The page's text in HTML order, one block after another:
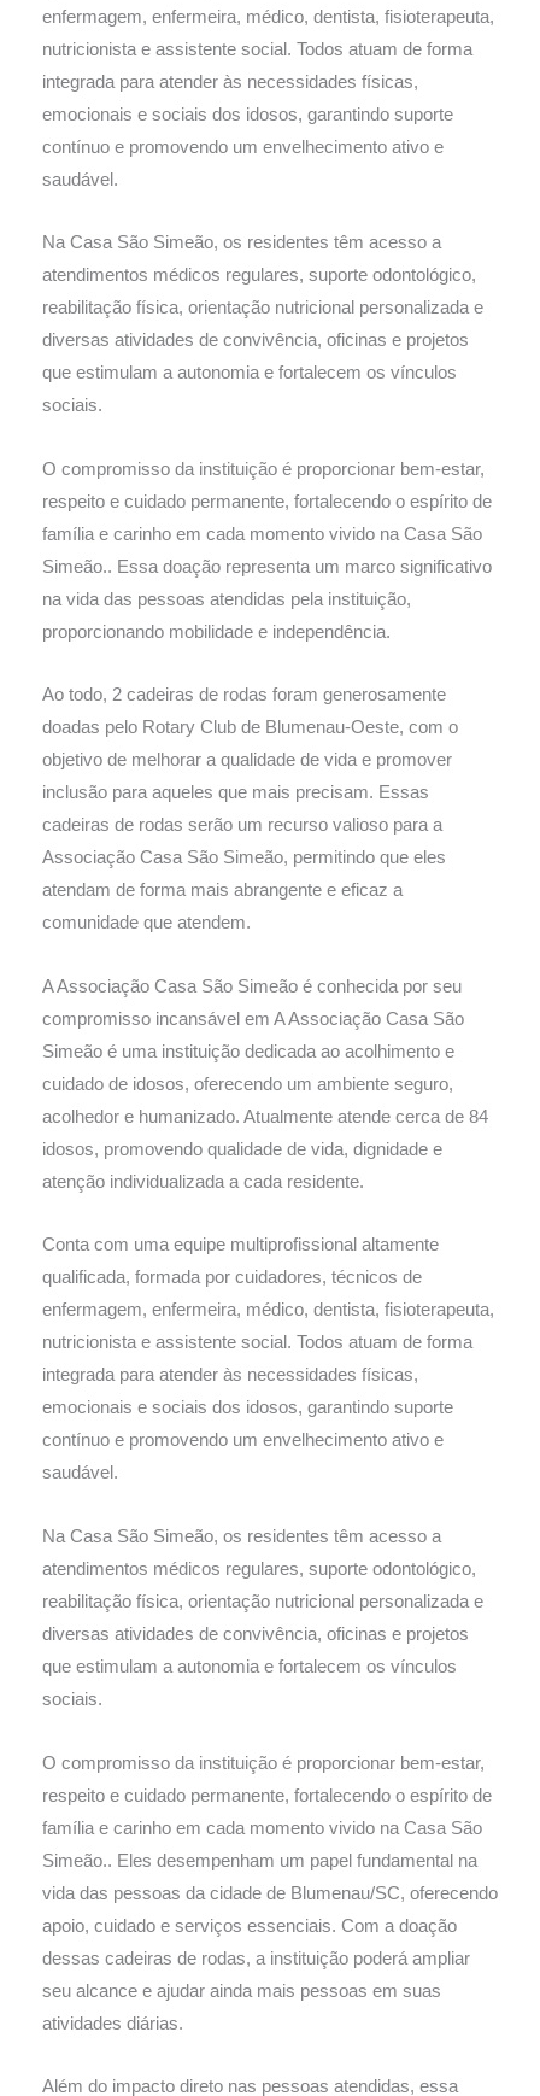
enfermagem, enfermeira, médico, dentista, fisioterapeuta,
nutricionista e assistente social. Todos atuam de forma
integrada para atender às necessidades físicas,
emocionais e sociais dos idosos, garantindo suporte
contínuo e promovendo um envelhecimento ativo e
saudável.
Na Casa São Simeão, os residentes têm acesso a
atendimentos médicos regulares, suporte odontológico,
reabilitação física, orientação nutricional personalizada e
diversas atividades de convivência, oficinas e projetos
que estimulam a autonomia e fortalecem os vínculos
sociais.
O compromisso da instituição é proporcionar bem-estar,
respeito e cuidado permanente, fortalecendo o espírito de
família e carinho em cada momento vivido na Casa São
Simeão.. Essa doação representa um marco significativo
na vida das pessoas atendidas pela instituição,
proporcionando mobilidade e independência.
Ao todo, 2 cadeiras de rodas foram generosamente
doadas pelo Rotary Club de Blumenau-Oeste, com o
objetivo de melhorar a qualidade de vida e promover
inclusão para aqueles que mais precisam. Essas
cadeiras de rodas serão um recurso valioso para a
Associação Casa São Simeão, permitindo que eles
atendam de forma mais abrangente e eficaz a
comunidade que atendem.
A Associação Casa São Simeão é conhecida por seu
compromisso incansável em A Associação Casa São
Simeão é uma instituição dedicada ao acolhimento e
cuidado de idosos, oferecendo um ambiente seguro,
acolhedor e humanizado. Atualmente atende cerca de 84
idosos, promovendo qualidade de vida, dignidade e
atenção individualizada a cada residente.
Conta com uma equipe multiprofissional altamente
qualificada, formada por cuidadores, técnicos de
enfermagem, enfermeira, médico, dentista, fisioterapeuta,
nutricionista e assistente social. Todos atuam de forma
integrada para atender às necessidades físicas,
emocionais e sociais dos idosos, garantindo suporte
contínuo e promovendo um envelhecimento ativo e
saudável.
Na Casa São Simeão, os residentes têm acesso a
atendimentos médicos regulares, suporte odontológico,
reabilitação física, orientação nutricional personalizada e
diversas atividades de convivência, oficinas e projetos
que estimulam a autonomia e fortalecem os vínculos
sociais.
O compromisso da instituição é proporcionar bem-estar,
respeito e cuidado permanente, fortalecendo o espírito de
família e carinho em cada momento vivido na Casa São
Simeão.. Eles desempenham um papel fundamental na
vida das pessoas da cidade de Blumenau/SC, oferecendo
apoio, cuidado e serviços essenciais. Com a doação
dessas cadeiras de rodas, a instituição poderá ampliar
seu alcance e ajudar ainda mais pessoas em suas
atividades diárias.
Além do impacto direto nas pessoas atendidas, essa